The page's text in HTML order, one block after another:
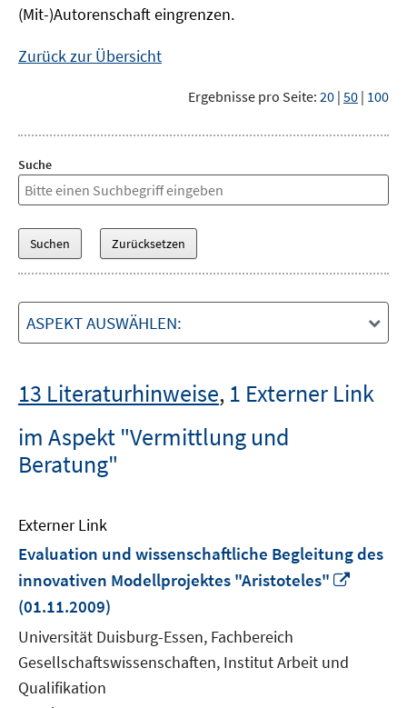
(Mit-)Autorenschaft eingrenzen.
Zurück zur Übersicht
Ergebnisse pro Seite: 20 | 50 | 100
Suche
ASPEKT AUSWÄHLEN:
13 Literaturhinweise, 1 Externer Link
im Aspekt "Vermittlung und
Beratung"
Externer Link
Evaluation und wissenschaftliche Begleitung des
innovativen Modellprojektes "Aristoteles"
(01.11.2009)
Universität Duisburg-Essen, Fachbereich
Gesellschaftswissenschaften, Institut Arbeit und
Qualifikation